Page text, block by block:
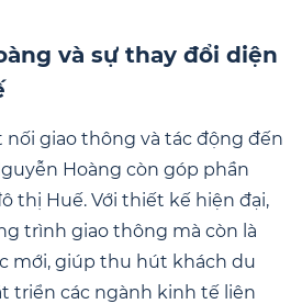
và sự thay đổi diện
nối giao thông và tác động đến
Hoàng còn góp phần
thị Huế. Với thiết kế hiện đại,
trình giao thông mà còn là
mới, giúp thu hút khách du
triển các ngành kinh tế liên